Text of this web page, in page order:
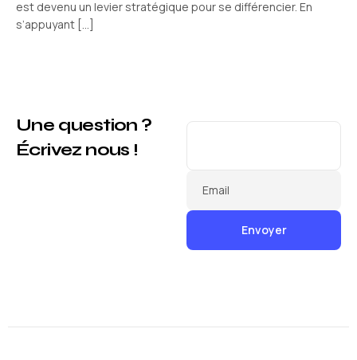
est devenu un levier stratégique pour se différencier. En
s’appuyant […]
Une question ?
Écrivez nous !
Email